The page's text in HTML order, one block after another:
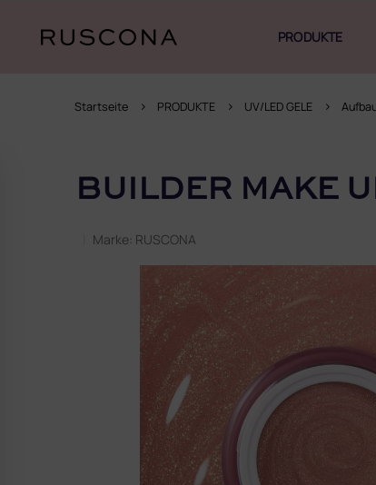
springen
PRODUKTE
Startseite PRODUKTE UV/LED GELE
e
BUILDER MAKE
Marke: RUSCONA